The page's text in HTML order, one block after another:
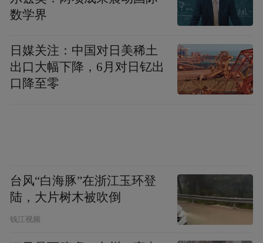
数学界
日媒关注：中国对日美稀土
出口大幅下降，6月对日钇出
口降至零
台风“白海豚”在浙江玉环登
陆，大片树木被吹倒
钱江视频